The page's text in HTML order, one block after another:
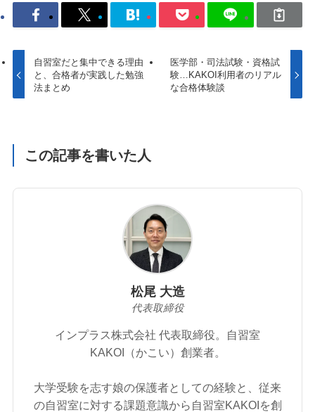
自習室だと集中できる理由
と、合格者が実践した勉強
法まとめ
医学部・司法試験・資格試
験…KAKOI利用者のリアル
な合格体験談
この記事を書いた人
松尾 大造
代表取締役
インプラス株式会社 代表取締役。自習室
KAKOI（かこい）創業者。
大学受験を志す娘の保護者としての経験と、従来
の自習室に対する課題意識から自習室KAKOIを創